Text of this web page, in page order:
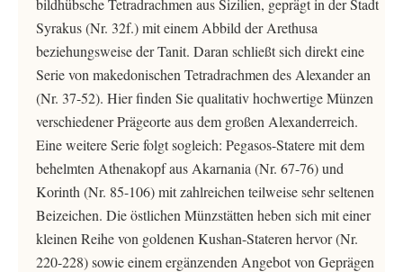
bildhübsche Tetradrachmen aus Sizilien, geprägt in der Stadt
Syrakus (Nr. 32f.) mit einem Abbild der Arethusa
beziehungsweise der Tanit. Daran schließt sich direkt eine
Serie von makedonischen Tetradrachmen des Alexander an
(Nr. 37-52). Hier finden Sie qualitativ hochwertige Münzen
verschiedener Prägeorte aus dem großen Alexanderreich.
Eine weitere Serie folgt sogleich: Pegasos-Statere mit dem
behelmten Athenakopf aus Akarnania (Nr. 67-76) und
Korinth (Nr. 85-106) mit zahlreichen teilweise sehr seltenen
Beizeichen. Die östlichen Münzstätten heben sich mit einer
kleinen Reihe von goldenen Kushan-Stateren hervor (Nr.
220-228) sowie einem ergänzenden Angebot von Geprägen